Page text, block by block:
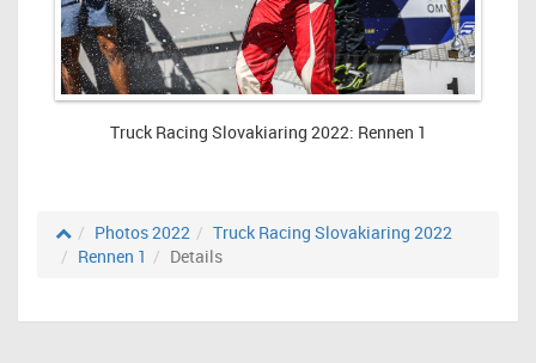
Truck Racing Slovakiaring 2022: Rennen 1
Photos 2022
Truck Racing Slovakiaring 2022
Rennen 1
Details